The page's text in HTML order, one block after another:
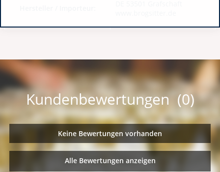
Kundenbewertungen (0)
Keine Bewertungen vorhanden
Alle Bewertungen anzeigen